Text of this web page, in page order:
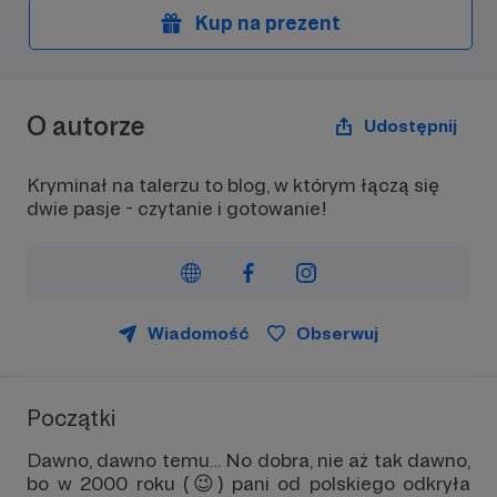
Kup na prezent
O autorze Udostępnij
Kryminał na talerzu to blog, w którym łączą się
dwie pasje - czytanie i gotowanie!
Wiadomość Obserwuj
Początki
Dawno, dawno temu… No dobra, nie aż tak dawno,
bo w 2000 roku (😉) pani od polskiego odkryła